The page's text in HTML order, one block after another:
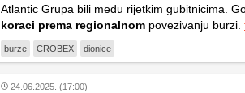
Atlantic Grupa bili među rijetkim gubitnicima.
koraci prema regionalnom povezivanju burzi.
burze CROBEX dionice
24.06.2025. (17:00)